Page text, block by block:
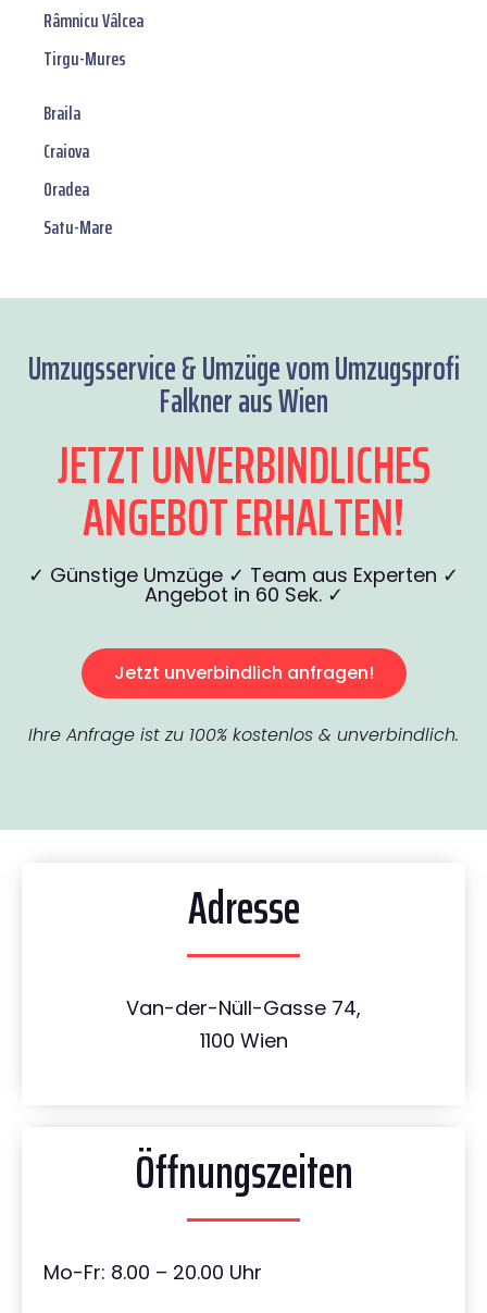
Râmnicu Vâlcea
Tirgu-Mures
Braila
Craiova
Oradea
Satu-Mare
Umzugsservice & Umzüge vom Umzugsprofi
Falkner aus Wien
JETZT UNVERBINDLICHES
ANGEBOT ERHALTEN!
✓ Günstige Umzüge ✓ Team aus Experten ✓
Angebot in 60 Sek. ✓
Jetzt unverbindlich anfragen!
Ihre Anfrage ist zu 100% kostenlos & unverbindlich.
Adresse
Van-der-Nüll-Gasse 74,
1100 Wien
Öffnungszeiten
Mo-Fr: 8.00 – 20.00 Uhr